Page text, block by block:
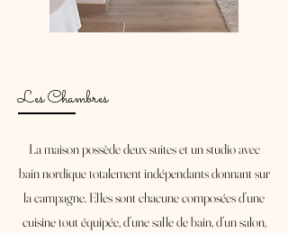
Les Chambres
La maison possède deux suites et un studio avec
bain nordique totalement indépendants donnant sur
la campagne. Elles sont chacune composées d’une
cuisine tout équipée, d’une salle de bain, d’un salon,